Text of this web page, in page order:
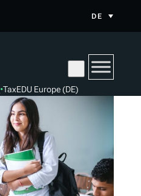
DE
•TaxEDU Europe (DE)